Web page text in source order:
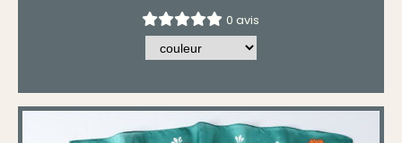
0 avis